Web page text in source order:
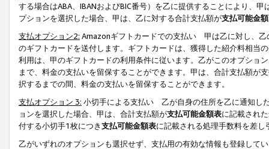
する場合はABA、IBANおよびBIC番号）を乙に提供することにより、
プションを選択した場合、甲は、乙に対する合計支払額が支払可能金
支払オプション2: Amazonギフトカードでの支払い 甲は乙に対し、乙
のギフトカードを送付します。ギフトカードは、獲得した紹介料相当
利用は、甲のギフトカードの利用条件に従います。乙がこのオプショ
まで、料金の支払いを留保することができます。甲は、合計支払額が
択するまでの間、料金の支払いを留保することができます。
支払オプション 3: 小切手による支払い 乙が自身の住所を乙に通知し
ョンを選択した場合、甲は、合計支払額が支払可能金額表に記載され
付する小切手1枚につき支払可能金額表に記載される処理手数料を差し
乙がいずれのオプションも選択せず、支払用の有効な情報も登録して